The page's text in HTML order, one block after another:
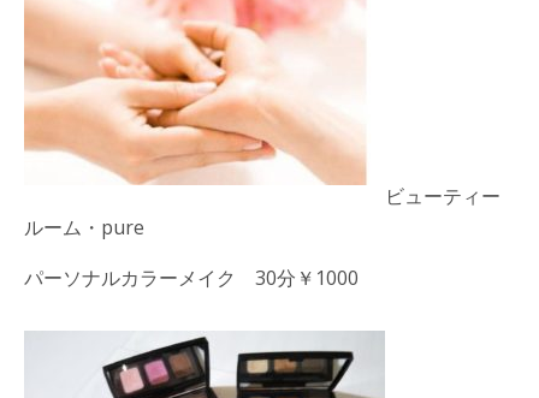
ビューティー
ルーム・pure
パーソナルカラーメイク 30分￥1000